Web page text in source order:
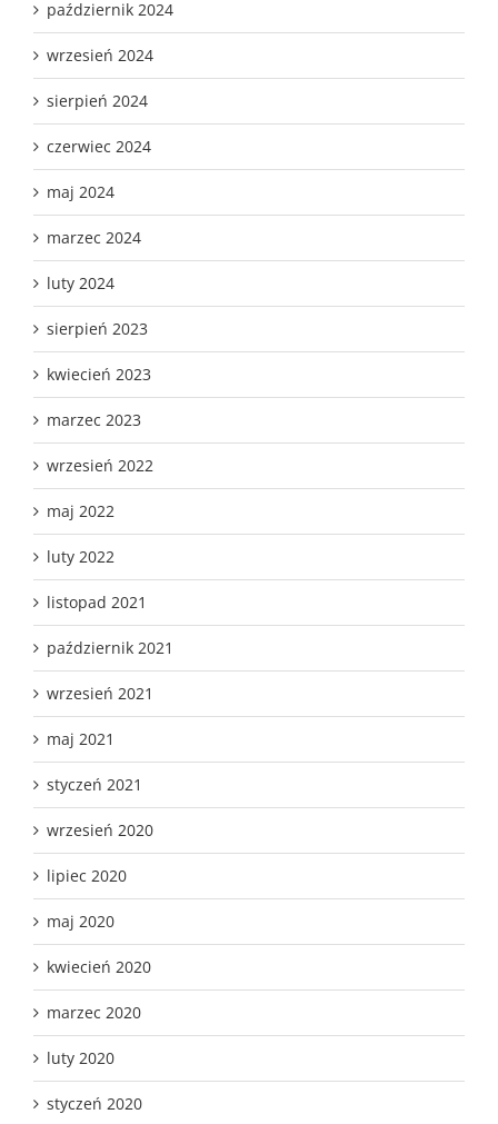
październik 2024
wrzesień 2024
sierpień 2024
czerwiec 2024
maj 2024
marzec 2024
luty 2024
sierpień 2023
kwiecień 2023
marzec 2023
wrzesień 2022
maj 2022
luty 2022
listopad 2021
październik 2021
wrzesień 2021
maj 2021
styczeń 2021
wrzesień 2020
lipiec 2020
maj 2020
kwiecień 2020
marzec 2020
luty 2020
styczeń 2020